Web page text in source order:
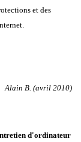
et des
Alain B. (avril 2010)
d'ordinateur